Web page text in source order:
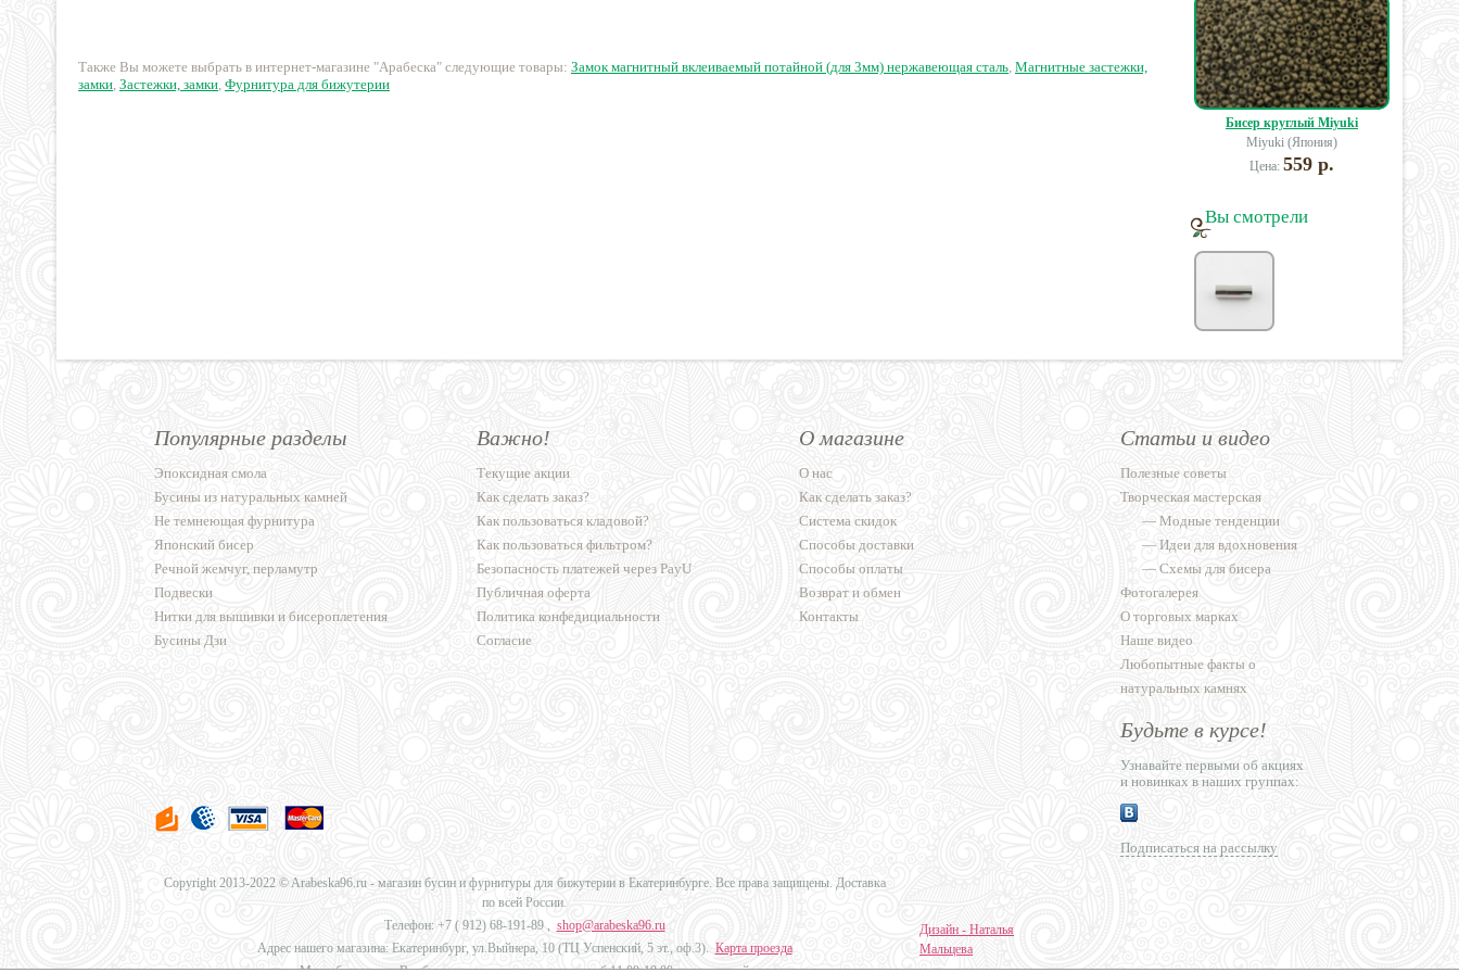
118 руб. 95 руб.
Также Вы можете выбрать в интернет-магазине "Арабеска" следующие товары: Замок магнитный вклеиваемый потайной (для 3мм) нержавеющая сталь, Магнитные застежки,
замки, Застежки, замки, Фурнитура для бижутерии
Бисер круглый Miyuki
Miyuki (Япония)
Цена: 559 р.
Вы смотрели
Популярные разделы
Эпоксидная смола
Бусины из натуральных камней
Не темнеющая фурнитура
Японский бисер
Речной жемчуг, перламутр
Подвески
Нитки для вышивки и бисероплетения
Бусины Дзи
Важно!
Текущие акции
Как сделать заказ?
Как пользоваться кладовой?
Как пользоваться фильтром?
Безопасность платежей через PayU
Публичная оферта
Политика конфедициальности
Согласие
О магазине
О нас
Как сделать заказ?
Система скидок
Способы доставки
Способы оплаты
Возврат и обмен
Контакты
Статьи и видео
Полезные советы
Творческая мастерская
—Модные тенденции
—Идеи для вдохновения
—Схемы для бисера
Фотогалерея
О торговых марках
Наше видео
Любопытные факты о
натуральных камнях
Будьте в курсе!
Узнавайте первыми об акциях
и новинках в наших группах:
Подписаться на рассылку
Copyright 2013-2022 © Arabeska96.ru - магазин бусин и фурнитуры для бижутерии в Екатеринбурге. Все права защищены. Доставка
по всей России.
Телефон: +7 ( 912) 68-191-89, shop@arabeska96.ru
Адрес нашего магазина: Екатеринбург, ул.Выйнера, 10 (ТЦ Успенский, 5 эт., оф.3). Карта проезда
Дизайн - Наталья
Мальцева